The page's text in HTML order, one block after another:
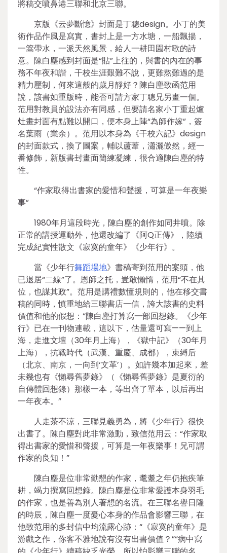
將稿交噴鼻港三聯和北京三聯。
京版《云夢斷憶》封面是丁聰design。小丁的美
術作品作風是寫實，書封上是一方水塘，一船飄揚，
一篙帶水，一派天然風景，給人一耕田園村歌的詩
意。陳白塵感到封面是“貼”上往的，與書的內在的事
務不年夜和諧，干校生涯艱難不說，更難熬難過的是
精力壓制，何來這般的歲月靜好？陳白塵致函范用
說，該書如重版時，能否可請方家丁聰兄另畫一個。
范用對教員的設法亦有同感，但要請名家小丁重起爐
灶畫封面有點難以開口，便本身上陣“為師作嫁”，簽
名葉雨（業余）。范用以本身為《干校六記》design
的封面款式，換了圖案，輔以蘆葦，瀟灑傲然，經一
番修飾，新版書封畫面簡練凝練，很合適陳白塵的特
性。
“作家取得出書家的愛惜和聲援，可算是一年夜樂
事”
1980年月這段時光，陳白塵的創作如同井噴。除
正常的講授運動外，他還改編了《阿Q正傳》，陸續
完成紀實性散文《寂寞的童年》《少年行》。
當《少年行舞蹈場地》書稿寄到范用的案頭，他
已退居“二線”了。恩師之托，豈敢懶惰，范用“不在其
位，也謀其政”。范用是講禮數懂規則的，他在移交書
稿的同時，慎重地給三聯書店一信，誇大該書的史料
價值和他的假想：“陳白塵打算寫一部回想錄。《少年
行》已在一刊物連載，這以下，估量還可寫——到上
海，走進文壇（30年月上海），《獄中記》（30年月
上海），抗戰時代（武漢、重慶、成都），束縛后
（北京、南京，一向到‘文革’）。如許幾本加起來，差
未幾也有《懶尋舊夢錄》（《懶尋舊夢錄》是夏衍的
自傳體回想錄）那樣一本，等出齊了單本，以后再出
一年夜本。”
人走茶不涼，三聯見義勇為，將《少年行》很快
出書了。陳白塵對此非常激動，致信范用云：“作家取
得出書家的愛惜和聲援，可算是一年夜樂事！兄可謂
作家的良知！”
陳白塵是位非常勤懇的作家，耄耋之年仍抱疾筆
耕，竭力撰寫回想錄。陳白塵是位非常愛護本身羽毛
的作家，也是善為別人著想的名流。在三聯名譽日隆
的時辰，陳白塵一度憂心本身的作品會影響三聯，在
他致范用的多封信中均流露心跡：“《寂寞的童年》是
游戲之作，你客不雅地說有沒有出書價值？”“病中寫